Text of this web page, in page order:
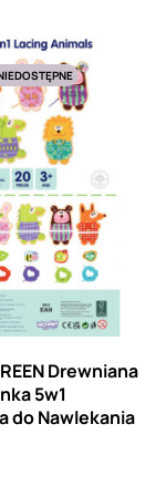
Drewniana
5w1
do Nawlekania